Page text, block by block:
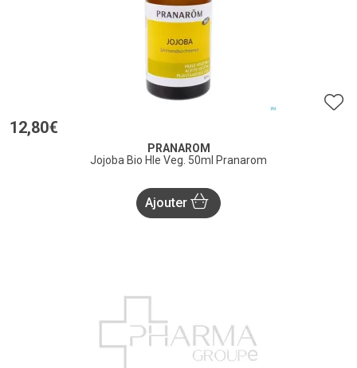
12,80€
PRANAROM
Jojoba Bio Hle Veg. 50ml Pranarom
Ajouter